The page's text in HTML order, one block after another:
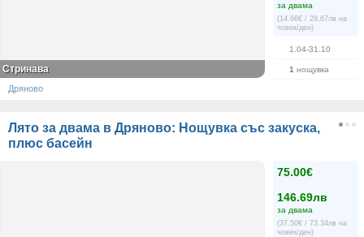
за двама
(14.66€ / 28.67лв на
човек/ден)
1.04-31.10
1 нощувка
Стринава
Дряново
Лято за двама в Дряново: Нощувка със закуска,
плюс басейн
75.00€
146.69лв
за двама
(37.50€ / 73.34лв на
човек/ден)